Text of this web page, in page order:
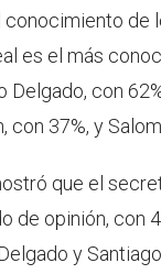
conocimiento de
es el más
Delgado, con
con 37%, y
que el
de opinión, con
y